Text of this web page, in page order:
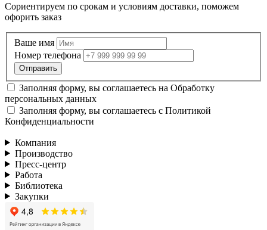
Сориентируем по срокам и условиям доставки, поможем
офорить заказ
Ваше имя
Номер телефона
Заполняя форму, вы соглашаетесь на Обработку
персональных данных
Заполняя форму, вы соглашаетесь с Политикой
Конфиденциальности
Компания
Производство
Пресс-центр
Работа
Библиотека
Закупки